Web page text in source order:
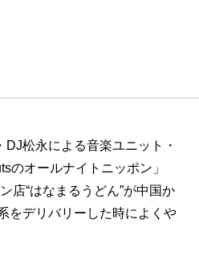
松永による音楽ユニット・
のオールナイトニッポン」
店“はなまるうどん”が中国か
をデリバリーした時によくや